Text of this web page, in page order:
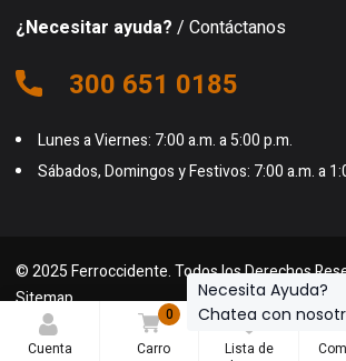
Cuenta
0
Carro
0
Lista de
¿Necesitar ayuda? / Contáctanos
300 651 0185
Lunes a Viernes: 7:00 a.m. a 5:00 p.m.
Sábados, Domingos y Festivos: 7:00 a.m. a
© 2025 Ferroccidente. Todos los Derechos
Sitemap
Necesita Ayuda?
Chatea con